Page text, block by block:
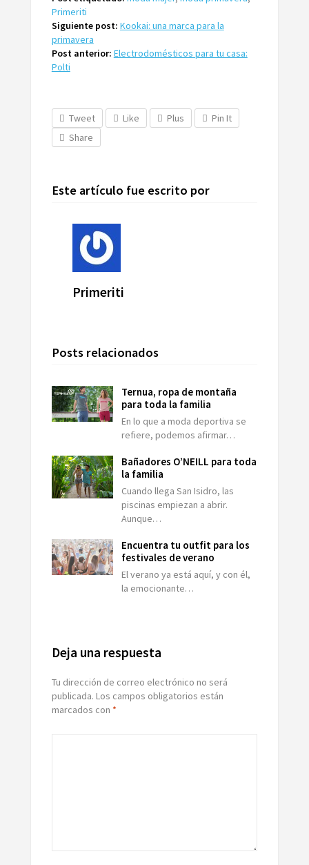
Primeriti
Siguiente post: Kookai: una marca para la
primavera
Post anterior: Electrodomésticos para tu casa:
Polti
Tweet Like Plus
Pin It
Share
Este artículo fue escrito por
Primeriti
Posts relacionados
Ternua, ropa de montaña
para toda la familia
En lo que a moda deportiva se
refiere, podemos afirmar…
Bañadores O’NEILL para toda
la familia
Cuando llega San Isidro, las
piscinas empiezan a abrir.
Aunque…
Encuentra tu outfit para los
festivales de verano
El verano ya está aquí, y con él,
la emocionante…
Deja una respuesta
Tu dirección de correo electrónico no será
publicada. Los campos obligatorios están
marcados con *